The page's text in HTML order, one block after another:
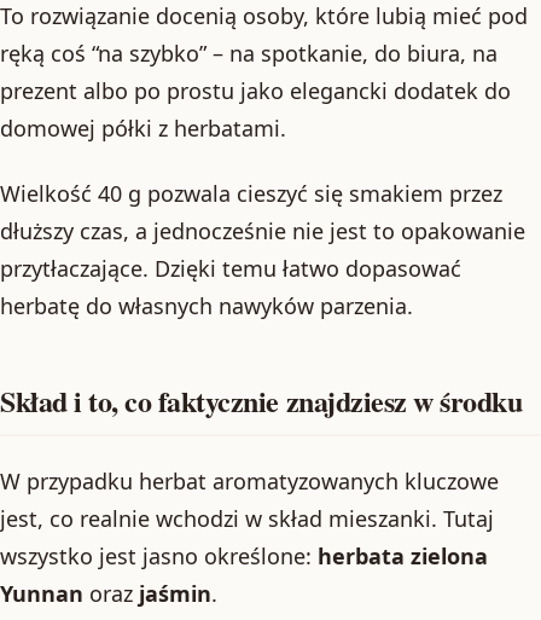
To rozwiązanie docenią osoby, które lubią mieć pod
ręką coś “na szybko” – na spotkanie, do biura, na
prezent albo po prostu jako elegancki dodatek do
domowej półki z herbatami.
Wielkość 40 g pozwala cieszyć się smakiem przez
dłuższy czas, a jednocześnie nie jest to opakowanie
przytłaczające. Dzięki temu łatwo dopasować
herbatę do własnych nawyków parzenia.
Skład i to, co faktycznie znajdziesz w środku
W przypadku herbat aromatyzowanych kluczowe
jest, co realnie wchodzi w skład mieszanki. Tutaj
wszystko jest jasno określone: herbata zielona
Yunnan oraz jaśmin.